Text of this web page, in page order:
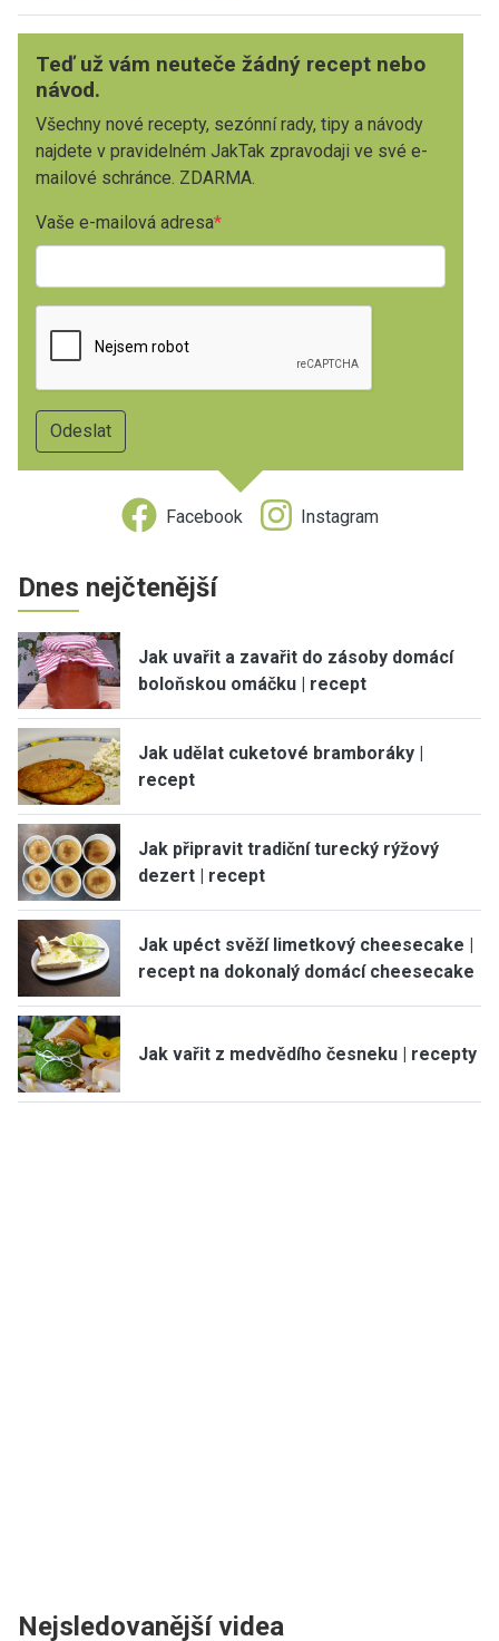
Teď už vám neuteče žádný recept nebo
návod.
Všechny nové recepty, sezónní rady, tipy a návody
najdete v pravidelném JakTak zpravodaji ve své e-
mailové schránce. ZDARMA.
Vaše e-mailová adresa
Facebook Instagram
Dnes nejčtenější
Jak uvařit a zavařit do zásoby domácí
boloňskou omáčku | recept
Jak udělat cuketové bramboráky |
recept
Jak připravit tradiční turecký rýžový
dezert | recept
Jak upéct svěží limetkový cheesecake |
recept na dokonalý domácí cheesecake
Jak vařit z medvědího česneku | recepty
Nejsledovanější videa